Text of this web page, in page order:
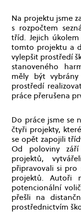
Na projektu jsme
s rozpočtem
tříd. Jejich
tomto projektu a
vylepšit prostředí
stanoveného
měly být
prostředí
práce přerušena
Do práce jsme se
čtyři projekty,
se opět zapojili
Od poloviny
projektů,
připravovali si pro
projektů. Autoři
potencionální
přešli na
prostřednictvím